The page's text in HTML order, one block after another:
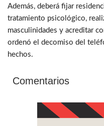
Además, deberá fijar
tratamiento psicológico,
masculinidades y acreditar
ordenó el decomiso del
hechos.
Comentarios